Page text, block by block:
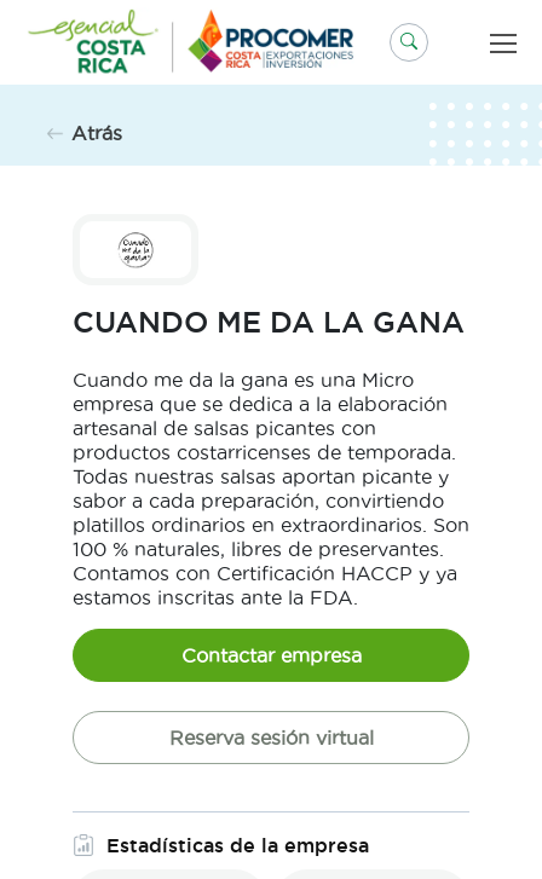
contenido
Atrás
CUANDO ME DA LA GANA
Cuando me da la gana es una Micro
empresa que se dedica a la elaboración
artesanal de salsas picantes con
productos costarricenses de temporada.
Todas nuestras salsas aportan picante y
sabor a cada preparación, convirtiendo
platillos ordinarios en extraordinarios. Son
100 % naturales, libres de preservantes.
Contamos con Certificación HACCP y ya
estamos inscritas ante la FDA.
Contactar empresa
Reserva sesión virtual
Estadísticas de la empresa